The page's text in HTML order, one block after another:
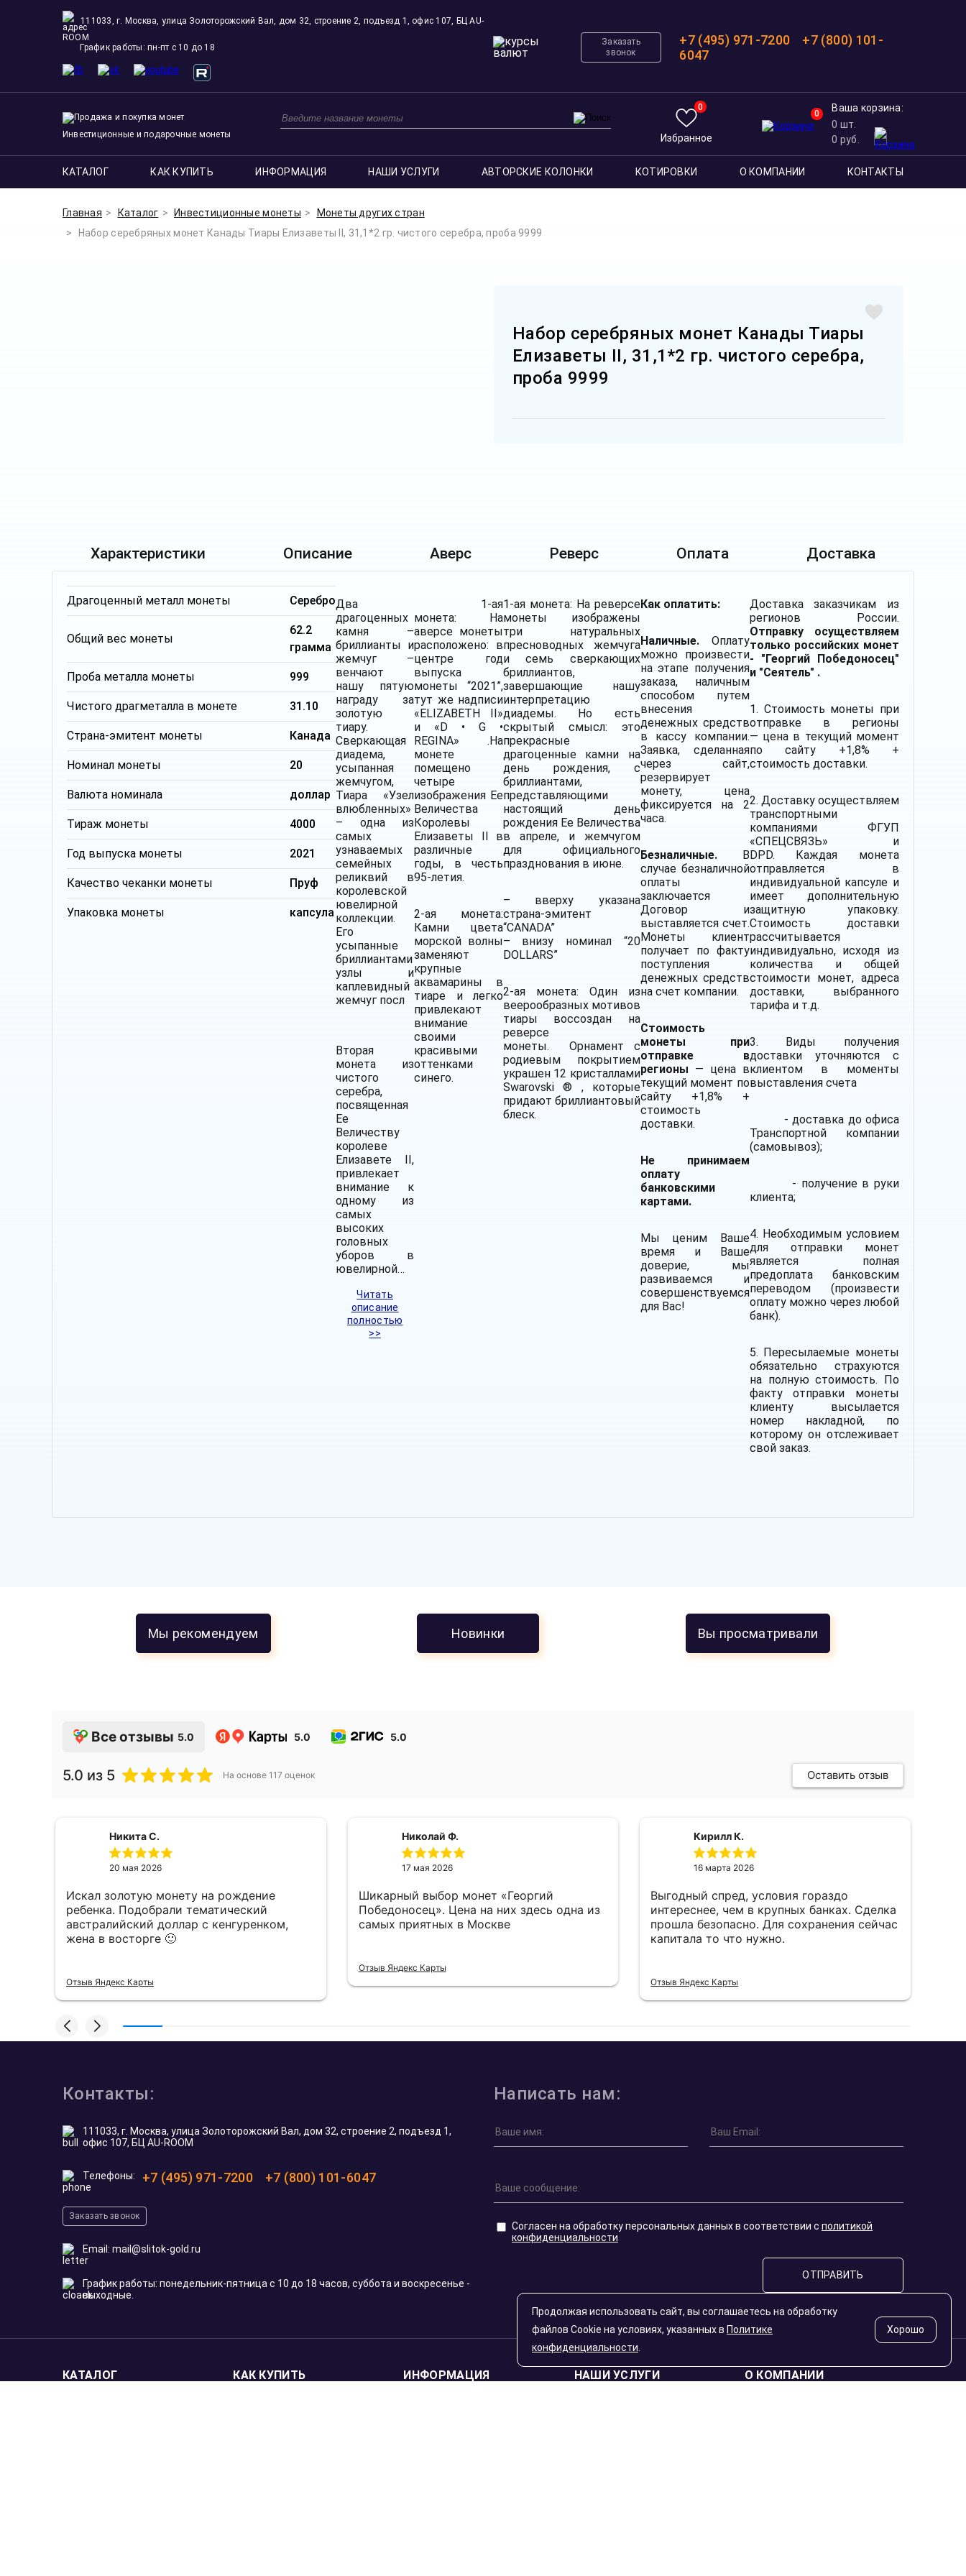
111033, г. Москва, улица Золоторожский Вал, дом 32, строение 2, подъезд 1, офис 107, БЦ AU-
ROOM
График работы: пн-пт с 10 до 18
Заказать
звонок
+7 (495) 971-7200
+7 (800) 101-
6047
Инвестиционные и подарочные монеты
0
Избранное
0
Ваша корзина:
0 шт.
0 руб.
КАТАЛОГ КАК КУПИТЬ ИНФОРМАЦИЯ НАШИ УСЛУГИ АВТОРСКИЕ КОЛОНКИ КОТИРОВКИ О КОМПАНИИ КОНТАКТЫ
Главная Каталог Инвестиционные монеты
Монеты других стран
Набор серебряных монет Канады Тиары Елизаветы II, 31,1*2 гр. чистого серебра, проба 9999
Набор серебряных монет Канады Тиары
Елизаветы II, 31,1*2 гр. чистого серебра,
проба 9999
Характеристики Описание Аверс Реверс Оплата Доставка
Драгоценный металл монеты Серебро
Общий вес монеты
62.2
грамма
Проба металла монеты 999
Чистого драгметалла в монете 31.10
Страна-эмитент монеты Канада
Номинал монеты 20
Валюта номинала доллар
Тираж монеты 4000
Год выпуска монеты 2021
Качество чеканки монеты Пруф
Упаковка монеты капсула
Два
драгоценных
камня –
бриллианты и
жемчуг –
венчают
нашу пятую
награду за
золотую
тиару.
Сверкающая
диадема,
усыпанная
жемчугом,
Тиара «Узел
влюбленных»
– одна из
самых
узнаваемых
семейных
реликвий в
королевской
ювелирной
коллекции.
Его
усыпанные
бриллиантами
узлы и
каплевидный
жемчуг посл
Вторая
монета из
чистого
серебра,
посвященная
Ее
Величеству
королеве
Елизавете II,
привлекает
внимание к
одному из
самых
высоких
головных
уборов в
ювелирной…
Читать
описание
полностью
>>
1-ая
монета: На
аверсе монеты
расположено: в
центре год
выпуска
монеты “2021”,
тут же надписи
«ELIZABETH II»
и «D • G •
REGINA» .На
монете
помещено
четыре
изображения Ее
Величества
Королевы
Елизаветы II в
различные
годы, в честь
95-летия.
2-ая монета:
Камни цвета
морской волны
заменяют
крупные
аквамарины в
тиаре и легко
привлекают
внимание
своими
красивыми
оттенками
синего.
1-ая монета: На реверсе
монеты изображены
три натуральных
пресноводных жемчуга
и семь сверкающих
бриллиантов,
завершающие нашу
интерпретацию
диадемы. Но есть
скрытый смысл: это
прекрасные
драгоценные камни на
день рождения, с
бриллиантами,
представляющими
настоящий день
рождения Ее Величества
в апреле, и жемчугом
для официального
празднования в июне.
– вверху указана
страна-эмитент
“CANADA”
– внизу номинал “20
DOLLARS”
2-ая монета: Один из
веерообразных мотивов
тиары воссоздан на
реверсе
монеты. Орнамент с
родиевым покрытием
украшен 12 кристаллами
Swarovski ® , которые
придают бриллиантовый
блеск.
Как оплатить:
Наличные.Оплату
можно произвести
на этапе получения
заказа, наличным
способом путем
внесения
денежных средств
в кассу компании.
Заявка, сделанная
через сайт,
резервирует
монету, цена
фиксируется на 2
часа.
Безналичные.
В
случае безналичной
оплаты
заключается
Договор и
выставляется счет.
Монеты клиент
получает по факту
поступления
денежных средств
на счет компании.
Стоимость
монеты при
отправке в
регионы — цена в
текущий момент по
сайту +1,8% +
стоимость
доставки.
Не принимаем
оплату
банковскими
картами.
Мы ценим Ваше
время и Ваше
доверие, мы
развиваемся и
совершенствуемся
для Вас!
Доставка заказчикам из
регионов России.
Отправку осуществляем
только российских монет
- "Георгий Победоносец"
и "Сеятель" .
1. Стоимость монеты при
отправке в регионы
— цена в текущий момент
по сайту +1,8% +
стоимость доставки.
2. Доставку осуществляем
транспортными
компаниями
ФГУП
«СПЕЦСВЯЗЬ» и
DPD. Каждая монета
отправляется в
индивидуальной капсуле и
имеет дополнительную
защитную упаковку.
Стоимость доставки
рассчитывается
индивидуально, исходя из
количества и общей
стоимости монет, адреса
доставки, выбранного
тарифа и т.д.
3. Виды получения
доставки уточняются с
клиентом в моменты
выставления счета
- доставка до офиса
Транспортной компании
(самовывоз);
- получение в руки
клиента;
4. Необходимым условием
для отправки монет
является полная
предоплата банковским
переводом (произвести
оплату можно через любой
банк).
5. Пересылаемые монеты
обязательно страхуются
на полную стоимость. По
факту отправки монеты
клиенту высылается
номер накладной, по
которому он отслеживает
свой заказ.
Мы рекомендуем Новинки Вы просматривали
Все отзывы 5.0 5.0 5.0
5.0 из 5 На основе 117 оценок Оставить отзыв
Никита С.
20 мая 2026
Искал золотую монету на рождение
ребенка. Подобрали тематический
австралийский доллар с кенгуренком,
жена в восторге 🙂
Отзыв Яндекс Карты
Николай Ф.
17 мая 2026
Шикарный выбор монет «Георгий
Победоносец». Цена на них здесь одна из
самых приятных в Москве
Отзыв Яндекс Карты
Кирилл К.
16 марта 2026
Выгодный спред, условия гораздо
интереснее, чем в крупных банках. Сделка
прошла безопасно. Для сохранения сейчас
капитала то что нужно.
Отзыв Яндекс Карты
Контакты:
111033, г. Москва, улица Золоторожский Вал, дом 32, строение 2, подъезд 1,
офис 107, БЦ AU-ROOM
Телефоны: +7 (495) 971-7200 +7 (800) 101-6047
Заказать звонок
Email: mail@slitok-gold.ru
График работы: понедельник-пятница с 10 до 18 часов, суббота и воскресенье -
выходные.
Написать нам:
Согласен на обработку персональных данных в соответствии с политикой
конфиденциальности
ОТПРАВИТЬ
КАТАЛОГ КАК КУПИТЬ ИНФОРМАЦИЯ НАШИ УСЛУГИ О КОМПАНИИ
Продолжая использовать сайт, вы соглашаетесь на обработку
файлов Cookie на условиях, указанных в Политике
конфиденциальности
Хорошо